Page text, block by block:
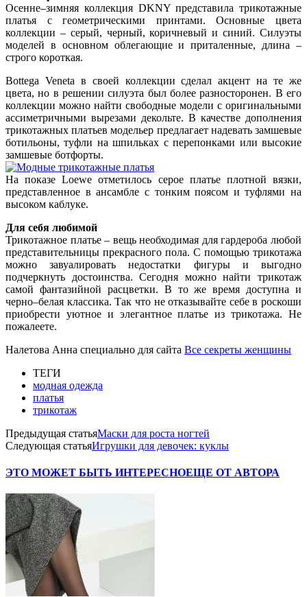
Осенне–зимняя коллекция DKNY представила трикотажные
платья с геометрическими принтами. Основные цвета
коллекции – серый, черный, коричневый и синий. Силуэты
моделей в основном облегающие и приталенные, длина –
строго короткая.
Bottega Veneta в своей коллекции сделал акцент на те же
цвета, но в решении силуэта был более разносторонен. В его
коллекции можно найти свободные модели с оригинальными
ассиметричными вырезами декольте. В качестве дополнения
трикотажных платьев модельер предлагает надевать замшевые
ботильоны, туфли на шпильках с перепонками или высокие
замшевые ботфорты.
На показе Loewe отметилось серое платье плотной вязки,
представленное в ансамбле с тонким поясом и туфлями на
высоком каблуке.
Для себя любимой
Трикотажное платье – вещь необходимая для гардероба любой
представительницы прекрасного пола. С помощью трикотажа
можно завуалировать недостатки фигуры и выгодно
подчеркнуть достоинства. Сегодня можно найти трикотаж
самой фантазийной расцветки. В то же время доступна и
черно–белая классика. Так что не отказывайте себе в роскоши
приобрести уютное и элегантное платье из трикотажа. Не
пожалеете.
Налетова Анна специально для сайта Все секреты женщины
ТЕГИ
модная одежда
платья
трикотаж
Предыдущая статьяМаски для роста ногтей
Следующая статьяИгрушки для девочек: куклы
ЭТО МОЖЕТ БЫТЬ ИНТЕРЕСНОЕЩЕ ОТ АВТОРА